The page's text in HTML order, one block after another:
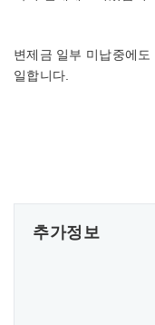
변제금 일부 미납중에
일합니다.
추가정보